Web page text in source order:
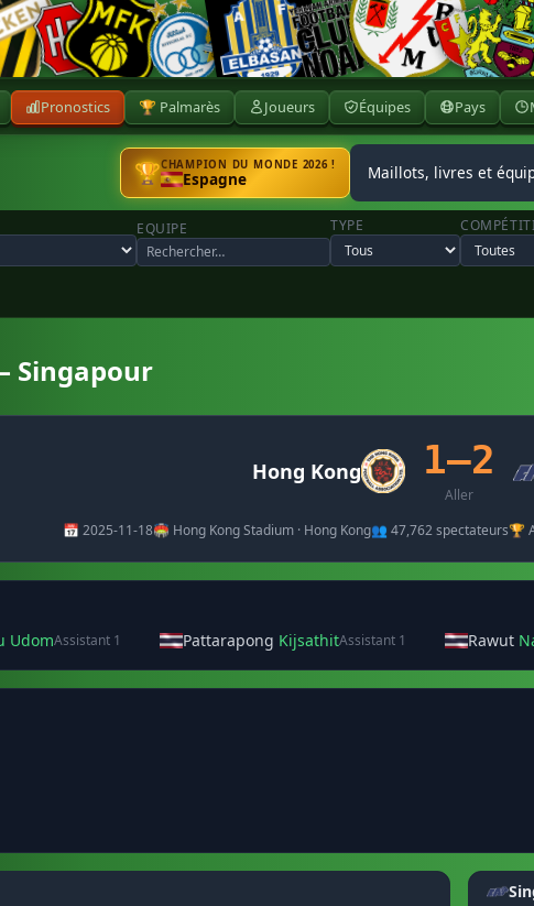
Pronostics 🏆 Palmarès Joueurs Équipes Pays
🏆CHAMPION DU MONDE 2026 !
Espagne Maillots, livres et
EQUIPE TYPE
Singapour
Hong Kong 1–2
Aller
📅 2025-11-18🏟️ Hong Kong Stadium · Hong Kong👥 47,762 spectateurs🏆
UdomAssistant 1 Pattarapong KijsathitAssistant 1 Rawut